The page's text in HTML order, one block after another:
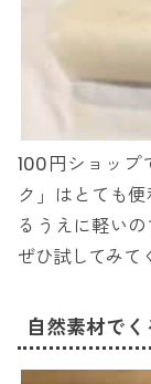
100円ショップ
ク」はとても
るうえに軽い
ぜひ試してみて
自然素材でく